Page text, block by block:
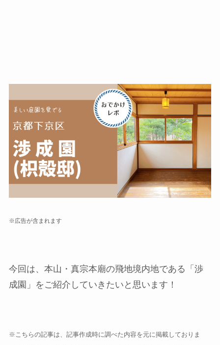
※広告が含まれます
今回は、本山・真宗本廟の飛地境内地である「渉
成園」をご紹介していきたいと思います！
※こちらの記事は、記事作成時に調べた内容を元に掲載しておりま